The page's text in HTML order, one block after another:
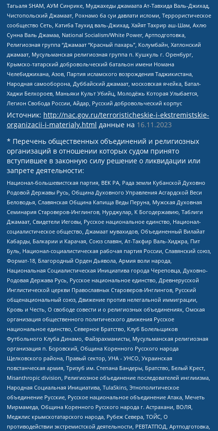
Тагьаля SHAM, АУМ Синрике, Муджахеды джамаата Ат-Тавхида Валь-Джихад,
Чистопольский Джамаат, Рохнамо ба суи давлати исломи, Террористическое
сообщество Сеть, Катиба Таухид валь-Джихад, Хайят Тахрир аш-Шам, Ахлю
Сунна Валь Джамаа, National Socialism/White Power, Артподготовка,
Религиозная группа “Джамаат “Красный пахарь”, Колумбайн, Хатлонский
джамаат, Мусульманская религиозная группа п. Кушкуль г. Оренбург,
Крымско-татарский добровольческий батальон имени Номана
Челебиджихана, Азов, Партия исламского возрождения Таджикистана,
Народная самооборона, Дуббайский джамаат, московская ячейка, Батал-
Хаджи Белхороев, Маньяки Культ Убийц, Молодёжь Которая Улыбается,
Легион Свобода России, Айдар, Русский добровольческий корпус
Источник: http://nac.gov.ru/terroristicheskie-i-ekstremistskie-
organizacii-i-materialy.html данные на 16.11.2023
* Перечень общественных объединений и религиозных
организаций в отношении которых судом принято
вступившее в законную силу решение о ликвидации или
запрете деятельности:
Национал-большевистская партия, ВЕК РА, Рада земли Кубанской Духовно
Родовой Державы Русь, Община Духовного Управления Асгардской Веси
Беловодья, Славянская Община Капища Веды Перуна, Мужская Духовная
Семинария Староверов-Инглингов, Нурджулар, К Богодержавию, Таблиги
Джамаат, Свидетели Иеговы, Русское национальное единство, Национал-
социалистическое общество, Джамаат мувахидов, Объединенный Вилайат
Кабарды, Балкарии и Карачая, Союз славян, Ат-Такфир Валь-Хиджра, Пит
Буль, Национал-социалистическая рабочая партия России, Славянский союз,
Формат-18, Благородный Орден Дьявола, Армия воли народа,
Национальная Социалистическая Инициатива города Череповца, Духовно-
Родовая Держава Русь, Русское национальное единство, Древнерусской
Инглистической церкви Православных Староверов-Инглингов, Русский
общенациональный союз, Движение против нелегальной иммиграции,
Кровь и Честь, О свободе совести и о религиозных объединениях, Омская
организация общественного политического движения Русское
национальное единство, Северное Братство, Клуб Болельщиков
Футбольного Клуба Динамо, Файзрахманисты, Мусульманская религиозная
организация п. Боровский, Община Коренного Русского народа
Щелковского района, Правый сектор, УНА - УНСО, Украинская
повстанческая армия, Тризуб им. Степана Бандеры, Братство, Белый Крест,
Misanthropic division, Религиозное объединение последователей инглиизма,
Народная Социальная Инициатива, TulaSkins, Этнополитическое
объединение Русские, Русское национальное объединение Атака, Мечеть
Мирмамеда, Община Коренного Русского народа г. Астрахани, ВОЛЯ,
Меджлис крымскотатарского народа, Рубеж Севера, ТОЙС, О
противодействии экстремистской деятельности, РЕВТАТПОД, Артподготовка,